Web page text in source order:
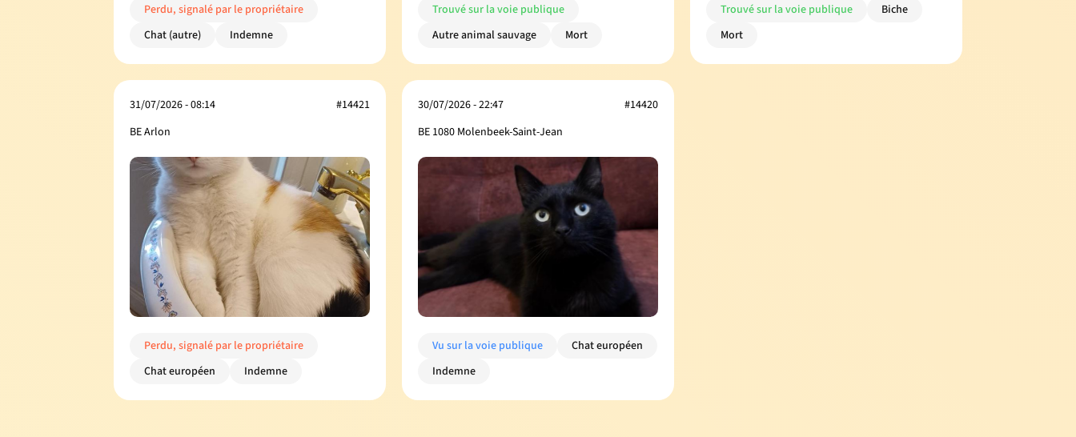
Perdu, signalé par le propriétaire
Chat (autre)
Indemne
Trouvé sur la voie publique
Autre animal sauvage
Mort
Trouvé sur la voie publique
Biche
Mort
31/07/2026 - 08:14
BE Arlon
#14421
Perdu, signalé par le propriétaire
Chat européen
Indemne
30/07/2026 - 22:47
BE 1080 Molenbeek-Saint-Jean
#14420
Vu sur la voie publique
Chat européen
Indemne